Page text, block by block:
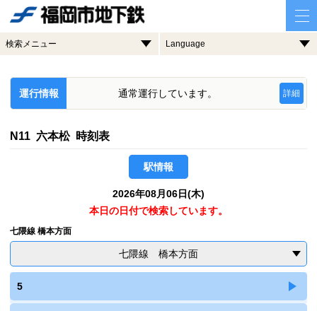
検索メニュー Language
運行情報 通常運行しています。 詳細
N11 六本松 時刻表
駅情報
2026年08月06日(木)
本日の日付で検索しています。
七隈線 橋本方面
七隈線 橋本方面
5